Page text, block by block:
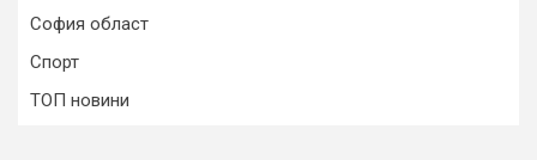
София област
Спорт
ТОП новини